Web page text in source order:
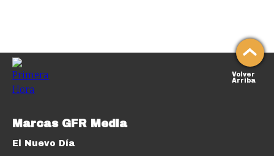
Volver
Arriba
Marcas GFR Media
El Nuevo Día